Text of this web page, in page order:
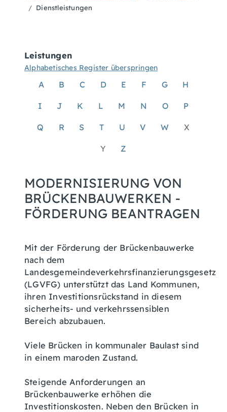
Dienstleistungen
Leistungen
Alphabetisches Register überspringen
A B C D E F G H
I J K L M N O P
Q R S T U V W X
Y Z
MODERNISIERUNG VON
BRÜCKENBAUWERKEN -
FÖRDERUNG BEANTRAGEN
Mit der Förderung der Brückenbauwerke
nach dem
Landesgemeindeverkehrsfinanzierungsgesetz
(LGVFG) unterstützt das Land Kommunen,
ihren Investitionsrückstand in diesem
sicherheits- und verkehrssensiblen
Bereich abzubauen.
Viele Brücken in kommunaler Baulast sind
in einem maroden Zustand.
Steigende Anforderungen an
Brückenbauwerke erhöhen die
Investitionskosten. Neben den Brücken in